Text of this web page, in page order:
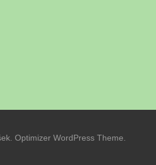
Optimizer WordPress Theme.